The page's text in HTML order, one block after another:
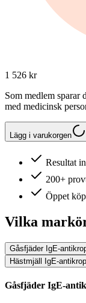
1 526 kr
Som medlem sparar
med medicinsk
Lägg i varukorgen
Resultat
200+
Öppet
Vilka
Gåsfjäder IgE-
Hästmjäll IgE-
Gåsfjäder IgE-